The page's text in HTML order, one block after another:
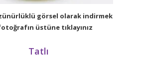
görsel olarak indirmek
üstüne tıklayınız
Tatlı